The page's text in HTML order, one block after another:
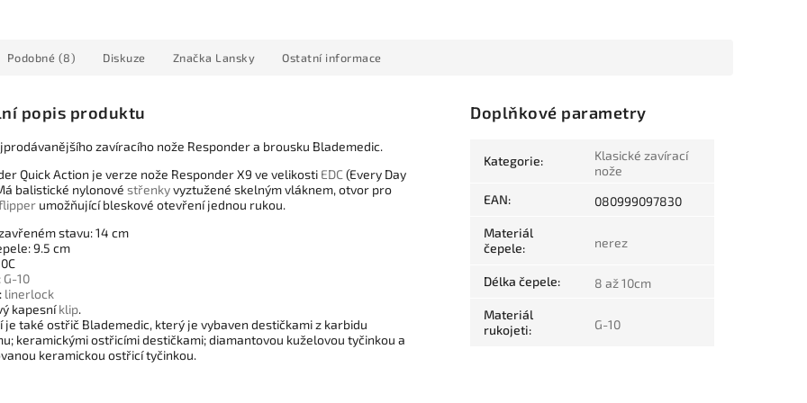
Podobné (8) Diskuze Značka Lansky Ostatní informace
popis produktu
zavíracího nože Responder a brousku Blademedic.
Quick Action je verze nože Responder X9 ve velikosti EDC(Every Day
balistické nylonové střenkyvyztužené skelným vláknem, otvor pro
umožňující bleskové otevření jednou rukou.
stavu: 14 cm
9.5 cm
G-10
linerlock
kapesníklip.
je také ostřič Blademedic, který je vybaven destičkami z karbidu
keramickými ostřicími destičkami; diamantovou kuželovou tyčinkou a
keramickou ostřicí tyčinkou.
Doplňkové parametry
Kategorie:
Klasické zavírací
nože
EAN: 080999097830
Materiál
čepele: nerez
Délka čepele: 8 až 10cm
Materiál
rukojeti: G-10